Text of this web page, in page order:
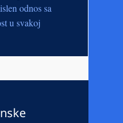
odnos sa
u svakoj